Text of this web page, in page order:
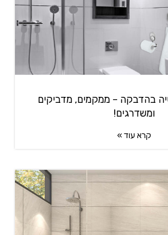
בהדבקה – ממקמים, מדביקים
ומשדרגים!
קרא עוד »